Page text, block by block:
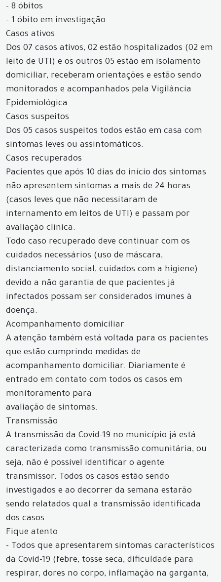
- 8 óbitos
- 1 óbito em investigação
Casos ativos
Dos 07 casos ativos, 02 estão hospitalizados (02 em
leito de UTI) e os outros 05 estão em isolamento
domiciliar, receberam orientações e estão sendo
monitorados e acompanhados pela Vigilância
Epidemiológica.
Casos suspeitos
Dos 05 casos suspeitos todos estão em casa com
sintomas leves ou assintomáticos.
Casos recuperados
Pacientes que após 10 dias do início dos sintomas
não apresentem sintomas a mais de 24 horas
(casos leves que não necessitaram de
internamento em leitos de UTI) e passam por
avaliação clínica.
Todo caso recuperado deve continuar com os
cuidados necessários (uso de máscara,
distanciamento social, cuidados com a higiene)
devido a não garantia de que pacientes já
infectados possam ser considerados imunes à
doença.
Acompanhamento domiciliar
A atenção também está voltada para os pacientes
que estão cumprindo medidas de
acompanhamento domiciliar. Diariamente é
entrado em contato com todos os casos em
monitoramento para
avaliação de sintomas.
Transmissão
A transmissão da Covid-19 no município já está
caracterizada como transmissão comunitária, ou
seja, não é possível identificar o agente
transmissor. Todos os casos estão sendo
investigados e ao decorrer da semana estarão
sendo relatados qual a transmissão identificada
dos casos.
Fique atento
- Todos que apresentarem sintomas característicos
da Covid-19 (febre, tosse seca, dificuldade para
respirar, dores no corpo, inflamação na garganta,